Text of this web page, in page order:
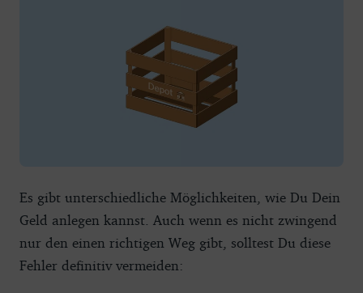
Es gibt unterschiedliche Möglichkeiten, wie Du Dein
Geld anlegen kannst. Auch wenn es nicht zwingend
nur den einen richtigen Weg gibt, solltest Du diese
Fehler definitiv vermeiden: